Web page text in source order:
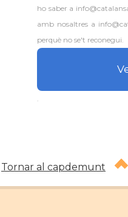
ho saber a
amb nosaltres a
perquè no se't reconegui.
Tornar al capdemunt